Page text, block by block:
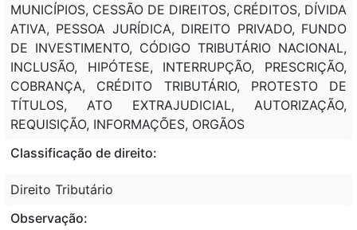
MUNICÍPIOS, CESSÃO DE DIREITOS, CRÉDITOS, DÍVIDA
ATIVA, PESSOA JURÍDICA, DIREITO PRIVADO, FUNDO
DE INVESTIMENTO, CÓDIGO TRIBUTÁRIO NACIONAL,
INCLUSÃO, HIPÓTESE, INTERRUPÇÃO, PRESCRIÇÃO,
COBRANÇA, CRÉDITO TRIBUTÁRIO, PROTESTO DE
TÍTULOS, ATO EXTRAJUDICIAL, AUTORIZAÇÃO,
REQUISIÇÃO, INFORMAÇÕES, ORGÃOS
Classificação de direito:
Direito Tributário
Observação: